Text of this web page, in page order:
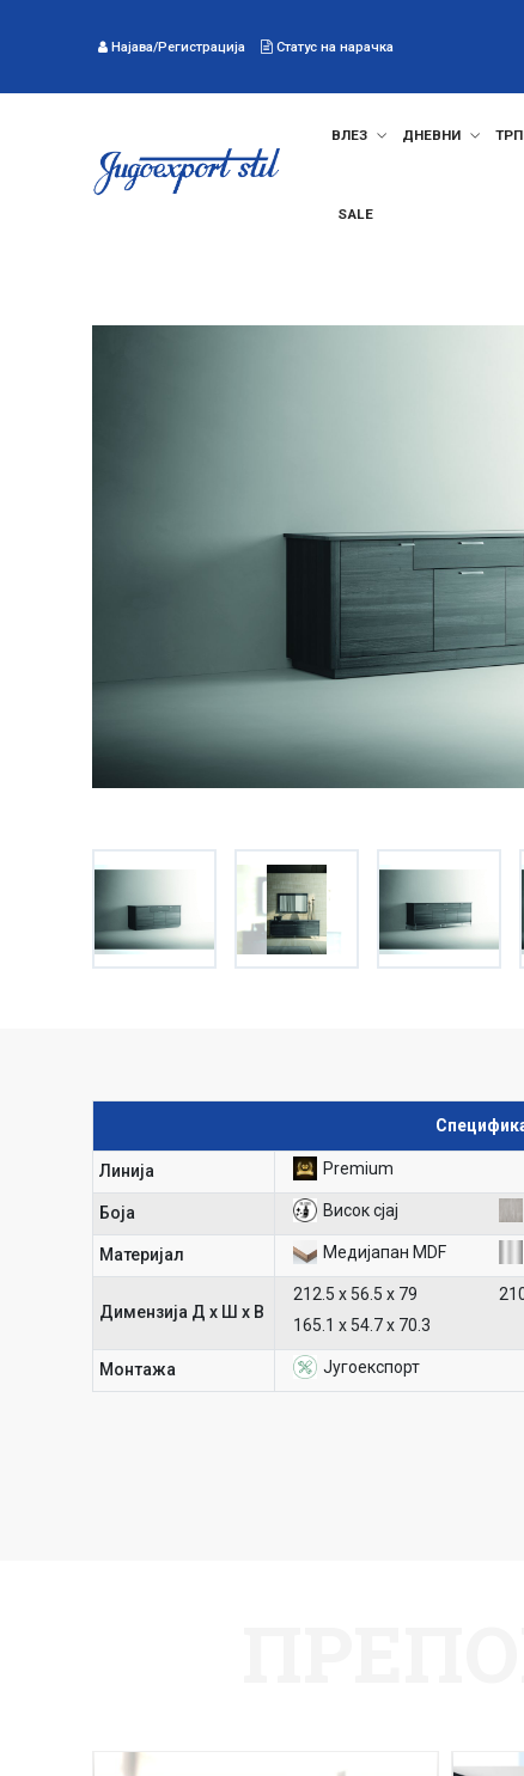
Најава/Регистрација Статус на нарачка
ВЛЕЗ ДНЕВНИ
SALE
Линија Premium
Боја Висок сјај
Материјал Медијапан MDF
Димензија Д х Ш х В
212.5 х 56.5 х 79
165.1 х 54.7 х 70.3
Mонтажа Југоекспорт